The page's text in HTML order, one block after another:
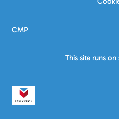
CMP
This site runs on